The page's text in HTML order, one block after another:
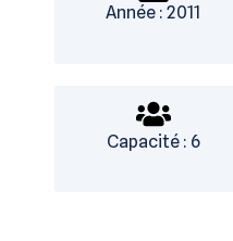
Année : 2011
Capacité : 6